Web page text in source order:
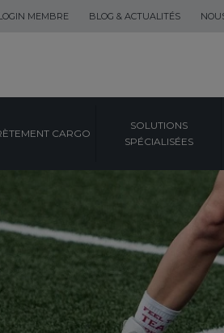
MEMBRE BLOG & ACTUALITÉS
CARGO
SOLUTIONS
SPÉCIALISÉES